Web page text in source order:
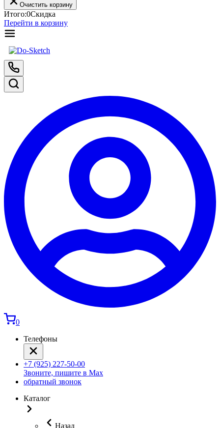
Очистить корзину
Итого:0Скидка
Перейти в корзину
0
Телефоны
+7 (925) 227-50-00
Звоните, пишите в Max
обратный звонок
Каталог
Назад